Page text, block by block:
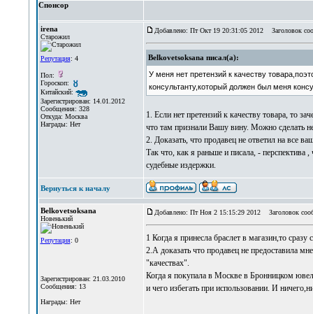
Спонсор
irena
Старожил
Репутация: 4
Пол:
Гороскоп:
Китайский:
Зарегистрирован: 14.01.2012
Сообщения: 328
Откуда: Москва
Награды: Нет
Добавлено: Пт Окт 19 20:31:05 2012 Заголовок
Belkovetsoksana писал(а):
У меня нет претензий к качеству
консультанту,который должен был меня
1. Если нет претензий к качеству товара, то
что там признали Вашу вину. Можно сделать
2. Доказать, что продавец не ответил на все
Так что, как я раньше и писала, - перспектива
судебные издержки.
Вернуться к началу
Belkovetsoksana
Новенький
Репутация: 0
Зарегистрирован: 21.03.2010
Сообщения: 13
Награды: Нет
Добавлено: Пт Ноя 2 15:15:29 2012 Заголовок
1 Когда я принесла браслет в магазин,то
2.А доказать что продавец не предоставила
"качествах".
Когда я покупала в Москве в Бронницком
и чего избегать при использовании. И